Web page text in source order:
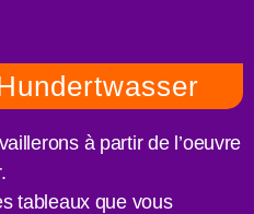
à partir de l’oeuvre
tableaux que vous